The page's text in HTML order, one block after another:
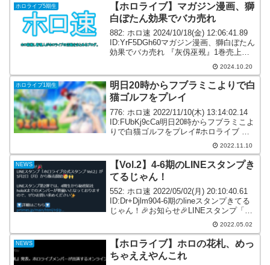
ホロライブ5期生
【ホロライブ】マガジン漫画、獅
白ぼたん効果でバカ売れ
882: ホロ速 2024/10/18(金) 12:06:41.89
ID:YrF5DGh60マガジン漫画、獅白ぼたん
効果でバカ売れ 『灰仭巫覡』1巻売上が
://www.oricon.co.jp/news/23498...
2024.10.20
ホロライブ1期生
明日20時からフブラミこよりで白
猫ゴルフをプレイ
776: ホロ速 2022/11/10(木) 13:14:02.14
ID:FUbKj9cCa明日20時からフブラミこよ
りで白猫ゴルフをプレイ#ホロライブ 所
属#白上フブキ さん #雪花ラミィ さん #
博衣こより さんの3人が #白猫ゴルフ...
2022.11.10
NEWS
【Vol.2】4-6期のLINEスタンプき
てるじゃん！
552: ホロ速 2022/05/02(月) 20:10:40.61
ID:Dr+Djlm904-6期のlineスタンプきてる
じゃん！🎉お知らせ🎉LINEスタンプ「ホ
ロライブ公式スタンプ Vol.2」が5月2日
（月）から販売開始🥳🙌LINE...
2022.05.02
NEWS
【ホロライブ】ホロの花札、めっ
ちゃええやんこれ